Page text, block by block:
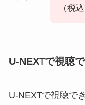
（税
U-NEXTで視聴
U-NEXTで視聴で